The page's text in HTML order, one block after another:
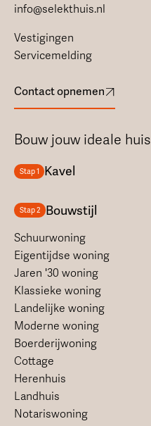
info@selekthuis.nl
Vestigingen
Servicemelding
Contact opnemen
Bouw jouw ideale huis
Stap 1 Kavel
Stap 2 Bouwstijl
Schuurwoning
Eigentijdse woning
Jaren '30 woning
Klassieke woning
Landelijke woning
Moderne woning
Boerderijwoning
Cottage
Herenhuis
Landhuis
Notariswoning